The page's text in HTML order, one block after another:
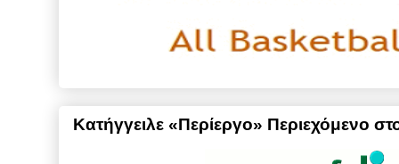
Κατήγγειλε «Περίεργο» Περιεχόμενο